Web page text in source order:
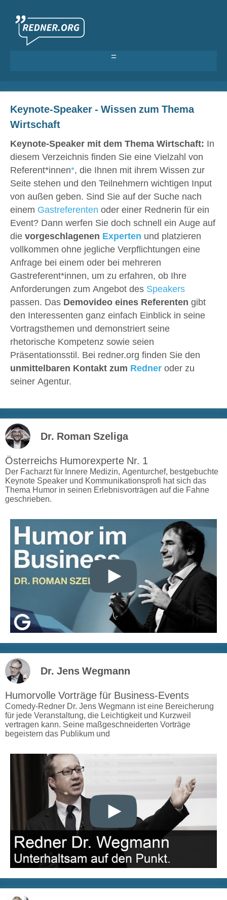
Anmelden >
Keynote-Speaker - Wissen zum Thema
Wirtschaft
Keynote-Speaker mit dem Thema Wirtschaft: In
diesem Verzeichnis finden Sie eine Vielzahl von
Referent*innen*, die Ihnen mit ihrem Wissen zur
Seite stehen und den Teilnehmern wichtigen Input
von außen geben. Sind Sie auf der Suche nach
einem Gastreferenten oder einer Rednerin für ein
Event? Dann werfen Sie doch schnell ein Auge auf
die vorgeschlagenen Experten und platzieren
vollkommen ohne jegliche Verpflichtungen eine
Anfrage bei einem oder bei mehreren
Gastreferent*innen, um zu erfahren, ob Ihre
Anforderungen zum Angebot des Speakers
passen. Das Demovideo eines Referenten gibt
den Interessenten ganz einfach Einblick in seine
Vortragsthemen und demonstriert seine
rhetorische Kompetenz sowie seien
Präsentationsstil. Bei redner.org finden Sie den
unmittelbaren Kontakt zum Redner oder zu
seiner Agentur.
Dr. Roman Szeliga
Österreichs Humorexperte Nr. 1
Der Facharzt für Innere Medizin, Agenturchef, bestgebuchte
Keynote Speaker und Kommunikationsprofi hat sich das
Thema Humor in seinen Erlebnisvorträgen auf die Fahne
geschrieben.
Dr. Jens Wegmann
Humorvolle Vorträge für Business-Events
Comedy-Redner Dr. Jens Wegmann ist eine Bereicherung
für jede Veranstaltung, die Leichtigkeit und Kurzweil
vertragen kann. Seine maßgeschneiderten Vorträge
begeistern das Publikum und